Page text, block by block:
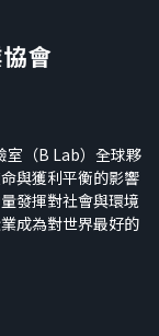
室（B Lab）全球夥
與獲利平衡的影響
發揮對社會與環境
成為對世界最好的